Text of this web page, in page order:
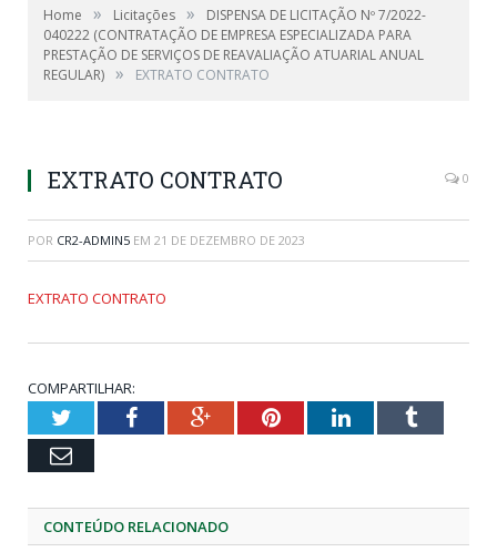
Home » Licitações »
DISPENSA DE LICITAÇÃO Nº 7/2022-
040222 (CONTRATAÇÃO DE EMPRESA ESPECIALIZADA PARA
PRESTAÇÃO DE SERVIÇOS DE REAVALIAÇÃO ATUARIAL ANUAL
REGULAR) » EXTRATO CONTRATO
EXTRATO CONTRATO 0
POR CR2-ADMIN5 EM 21 DE DEZEMBRO DE 2023
EXTRATO CONTRATO
COMPARTILHAR:
TwitterFacebookGoogle+PinterestLinkedInTumblr
Email
CONTEÚDO RELACIONADO